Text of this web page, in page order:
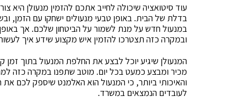
עוד סיטואציה שיכולה לחייב אתכם להזמין מנעולן היא
בדלת של הבית. באופן טבעי מנעולים ישחקו עם הזמן,
במנעול חדש על מנת לשמור על הביטחון שלכם. אך
ובמקרה כזה תצטרכו להזמין איש מקצוע שידע איך
המנעולן שיגיע יוכל לבצע את החלפת המנעול בתוך זמן
מכיר ומבצע כמעט בכל יום. מוטב שתפנו במקרה כזה
והאיכותי ביותר, כי המנעול הוא האלמנט שיספק לכם
לעובדים הנמצאים במשרד.